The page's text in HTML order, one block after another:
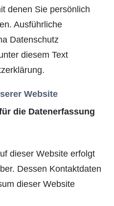
denen Sie persönlich
Ausführliche
Datenschutz
diesem Text
Website
die Datenerfassung
dieser Website erfolgt
Dessen Kontaktdaten
dieser Website